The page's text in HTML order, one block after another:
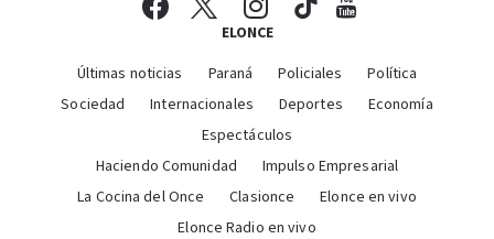
ELONCE
Últimas noticias Paraná Policiales
Política
Sociedad
Internacionales Deportes
Economía
Espectáculos
Haciendo Comunidad
Impulso Empresarial
La Cocina del Once
Clasionce
Elonce en vivo
Elonce Radio en vivo